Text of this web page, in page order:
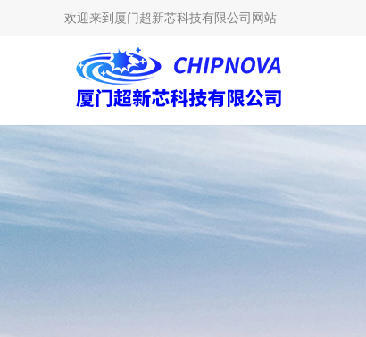
欢迎来到 厦门超新芯科技有限公司网站